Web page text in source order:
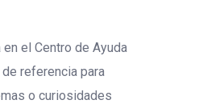
el Centro de Ayuda
referencia para
o curiosidades